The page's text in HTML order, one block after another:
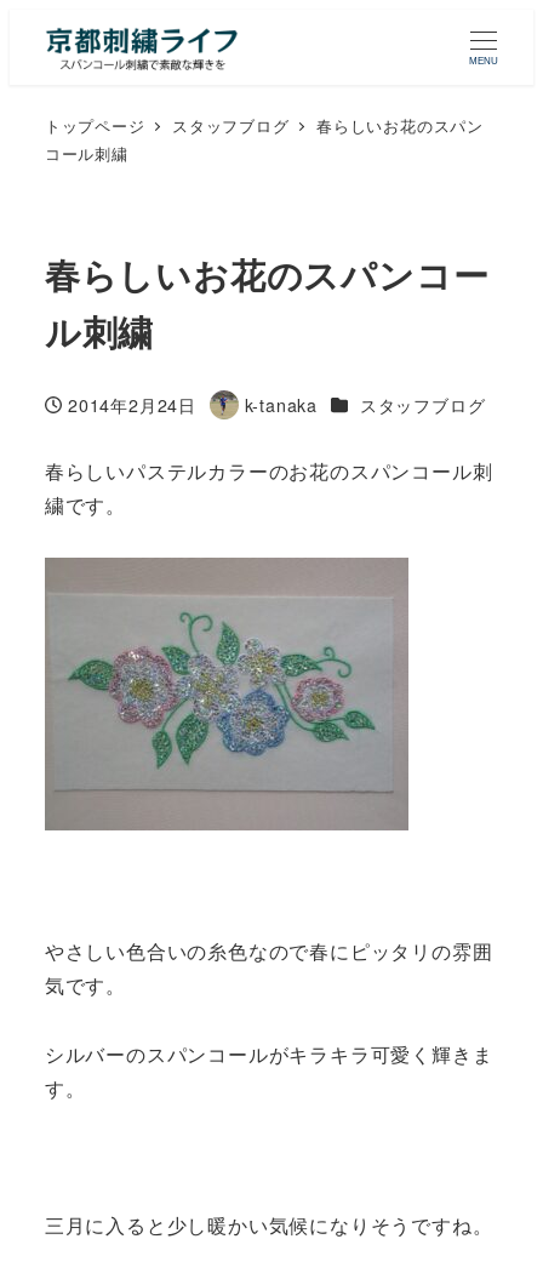
MENU
トップページ スタッフブログ
春らしいお花のスパン
コール刺繍
春らしいお花のスパンコー
ル刺繍
投稿日
2014年2月24日
著
k-tanaka カテゴリー
スタッフブログ
春らしいパステルカラーのお花のスパンコール刺
繍です。
やさしい色合いの糸色なので春にピッタリの雰囲
気です。
シルバーのスパンコールがキラキラ可愛く輝きま
す。
三月に入ると少し暖かい気候になりそうですね。